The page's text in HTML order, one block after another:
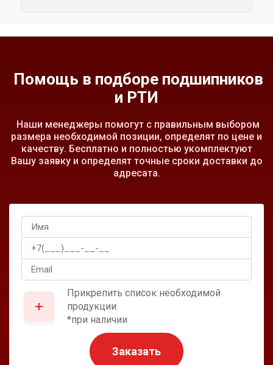
Помощь в подборе подшипников
и РТИ
Наши менеджеры помогут с правильным выбором
размера необходимой позиции, определят по цене и
качеству. Бесплатно и полностью укомплектуют
Вашу заявку и определят точные сроки доставки до
адресата.
Прикрепить список необходимой
продукции
*при наличии
Заказать